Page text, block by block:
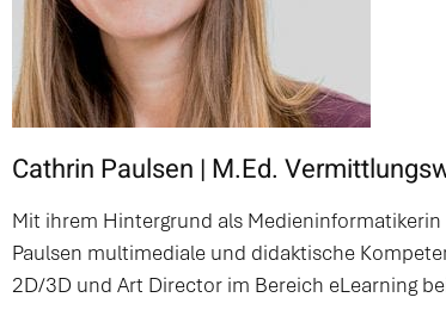
Cathrin Paulsen | M.Ed.
Mit ihrem Hintergrund als
Paulsen multimediale und didaktische
2D/3D und Art Director im Bereich eLearning